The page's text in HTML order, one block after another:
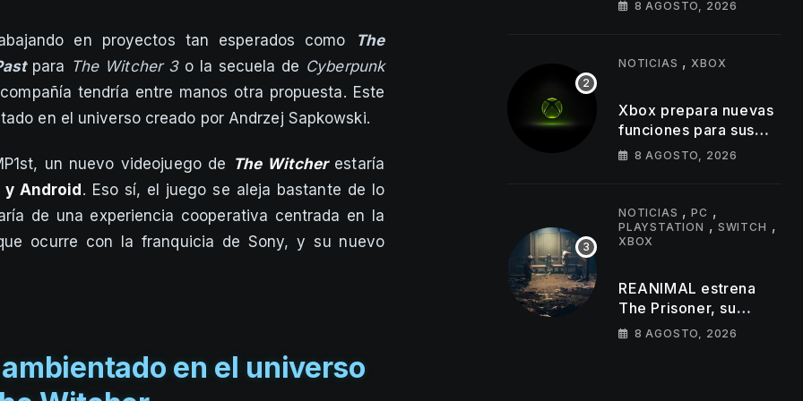
en proyectos tan esperados como
The
para The Witcher 3 o la secuela de Cyberpunk
tendría entre manos otra propuesta. Este
en el universo creado por Andrzej Sapkowski.
un nuevo videojuego de The Witcher estaría
y Android . Eso sí, el juego se aleja bastante de lo
de una experiencia cooperativa centrada en la
ocurre con la franquicia de Sony, y su nuevo
en el universo
detalles de su
8 AGOSTO, 2026
NOTICIAS , XBOX
Xbox prepara nuevas
funciones para sus
usuarios con
8 AGOSTO, 2026
NOTICIAS ,PC ,
PLAYSTATION , SWITCH ,
XBOX
REANIMAL estrena
The Prisoner, su
primer DLC de terror
8 AGOSTO, 2026